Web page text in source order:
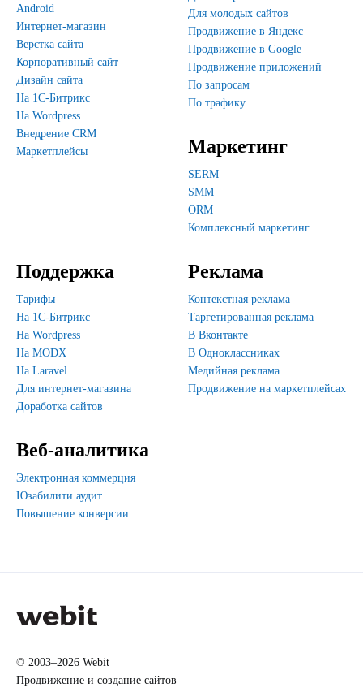
Android
Интернет-магазин
Верстка сайта
Корпоративный сайт
Дизайн сайта
На 1С-Битрикс
На Wordpress
Внедрение CRM
Маркетплейсы
Для молодых сайтов
Продвижение в Яндекс
Продвижение в Google
Продвижение приложений
По запросам
По трафику
Маркетинг
SERM
SMM
ORM
Комплексный маркетинг
Поддержка
Тарифы
На 1С-Битрикс
На Wordpress
На MODX
На Laravel
Для интернет-магазина
Доработка сайтов
Веб-аналитика
Электронная коммерция
Юзабилити аудит
Повышение конверсии
Реклама
Контекстная реклама
Таргетированная реклама
В Вконтакте
В Одноклассниках
Медийная реклама
Продвижение на маркетплейсах
© 2003–2026 Webit
Продвижение и создание сайтов